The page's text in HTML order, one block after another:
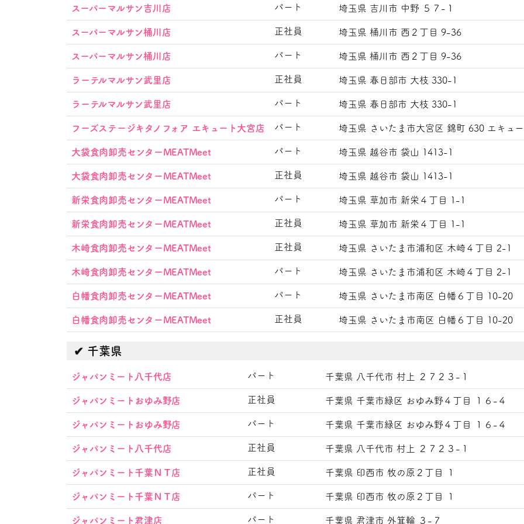
スーパーマルサン吉川店 パート 埼玉県 吉川市 中野 ５７-１
スーパーマルサン桶川店 正社員 埼玉県 桶川市 西２丁目 9-36
スーパーマルサン桶川店 パート 埼玉県 桶川市 西２丁目 9-36
ラーテルマルサン武里店 正社員 埼玉県 春日部市 大枝 330-1
ラーテルマルサン武里店 パート 埼玉県 春日部市 大枝 330-1
フーズステージキタノフォア エキュート大宮店 パート 埼玉県 さいたま市大宮区 錦町 630 エキュ
大袋食肉卸売センターMEATMeet パート 埼玉県 越谷市 袋山 1413-1
大袋食肉卸売センターMEATMeet 正社員 埼玉県 越谷市 袋山 1413-1
新栄食肉卸売センターMEATMeet パート 埼玉県 草加市 新栄４丁目 1-1
新栄食肉卸売センターMEATMeet 正社員 埼玉県 草加市 新栄４丁目 1-1
木崎食肉卸売センターMEATMeet 正社員 埼玉県 さいたま市浦和区 木崎４丁目 2-1
木崎食肉卸売センターMEATMeet パート 埼玉県 さいたま市浦和区 木崎４丁目 2-1
白幡食肉卸売センターMEATMeet パート 埼玉県 さいたま市南区 白幡６丁目 10-20
白幡食肉卸売センターMEATMeet 正社員 埼玉県 さいたま市南区 白幡６丁目 10-20
千葉県
ジャパンミート八千代店 パート 千葉県 八千代市 村上 ２７２３-１
ジャパンミートおゆみ野店 正社員 千葉県 千葉市緑区 おゆみ野４丁目 １６-４
ジャパンミートおゆみ野店 パート 千葉県 千葉市緑区 おゆみ野４丁目 １６-４
ジャパンミート八千代店 正社員 千葉県 八千代市 村上 ２７２３-１
ジャパンミート千葉ＮＴ店 正社員 千葉県 印西市 牧の原２丁目 １
ジャパンミート千葉ＮＴ店 パート 千葉県 印西市 牧の原２丁目 １
ジャパンミート君津店 パート 千葉県 君津市 外箕輪 ３-７